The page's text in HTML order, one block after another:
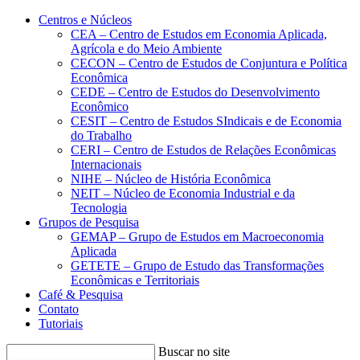
Conteúdo principal Menu principal
Centros e Núcleos
CEA – Centro de Estudos em Economia Aplicada,
Agrícola e do Meio Ambiente
CECON – Centro de Estudos de Conjuntura e Política
Econômica
CEDE – Centro de Estudos do Desenvolvimento
Econômico
CESIT – Centro de Estudos SIndicais e de Economia
do Trabalho
CERI – Centro de Estudos de Relações Econômicas
Internacionais
NIHE – Núcleo de História Econômica
NEIT – Núcleo de Economia Industrial e da
Tecnologia
Grupos de Pesquisa
GEMAP – Grupo de Estudos em Macroeconomia
Aplicada
GETETE – Grupo de Estudo das Transformações
Econômicas e Territoriais
Café & Pesquisa
Contato
Tutoriais
Buscar no site